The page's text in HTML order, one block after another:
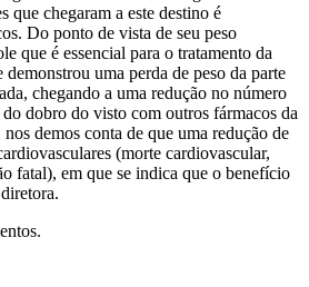
que chegaram a este destino é
Do ponto de vista de seu peso
que é essencial para o tratamento da
uma perda de peso da parte
chegando a uma redução no número
dobro do visto com outros fármacos da
demos conta de que uma redução de
(morte cardiovascular,
fatal), em que se indica que o benefício